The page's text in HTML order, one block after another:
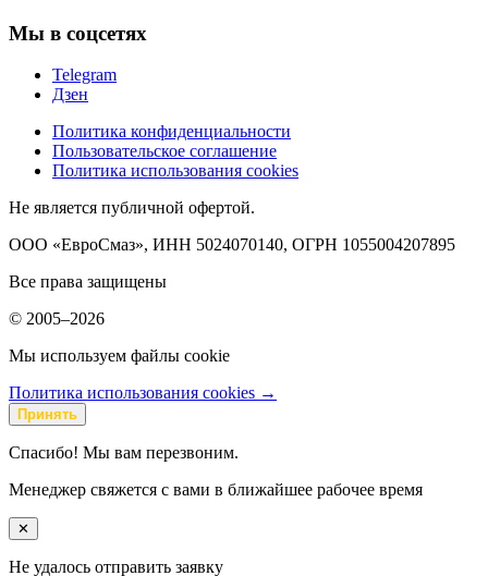
Мы в соцсетях
Telegram
Дзен
Политика конфиденциальности
Пользовательское соглашение
Политика использования cookies
Не является публичной офертой.
ООО «ЕвроСмаз», ИНН 5024070140, ОГРН 1055004207895
Все права защищены
© 2005–2026
Мы используем файлы cookie
Политика использования cookies →
Принять
Спасибо! Мы вам перезвоним.
Менеджер свяжется с вами в ближайшее рабочее время
✕
Не удалось отправить заявку